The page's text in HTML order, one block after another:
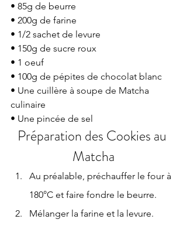
• 85g de beurre
• 200g de farine
• 1/2 sachet de levure
• 150g de sucre roux
• 1 oeuf
• 100g de pépites de chocolat blanc
• Une cuillère à soupe de Matcha
culinaire
• Une pincée de sel
Préparation des Cookies au
Matcha
Au préalable, préchauffer le four à
180°C et faire fondre le beurre.
Mélanger la farine et la levure.